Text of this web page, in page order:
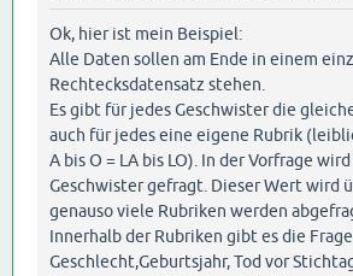
Ok, hier ist mein Beispiel:
Alle Daten sollen am Ende in einem
Rechtecksdatensatz stehen.
Es gibt für jedes Geschwister die
auch für jedes eine eigene Rubrik
A bis O = LA bis LO). In der Vorfrage
Geschwister gefragt. Dieser Wert wird
genauso viele Rubriken werden
Innerhalb der Rubriken gibt es die
Geschlecht,Geburtsjahr, Tod vor